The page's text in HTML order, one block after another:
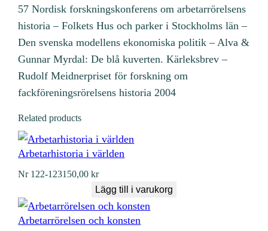
57 Nordisk forskningskonferens om arbetarrörelsens
historia – Folkets Hus och parker i Stockholms län –
Den svenska modellens ekonomiska politik – Alva &
Gunnar Myrdal: De blå kuverten. Kärleksbrev –
Rudolf Meidnerpriset för forskning om
fackföreningsrörelsens historia 2004
Related products
Arbetarhistoria i världen
Nr 122-123150,00kr
Lägg till i varukorg
Arbetarrörelsen och konsten